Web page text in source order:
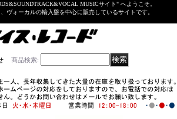
MUSICサイト" へようこそ。
ヴォーカルの輸入盤を中心に販売しているサイトです。
商品検索: